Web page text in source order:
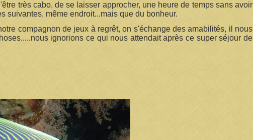
très cabo, de se laisser approcher, une heure de temps sans avoir
suivantes, même endroit...mais que du bonheur.
compagnon de jeux à regrêt, on s'échange des amabilités, il nous
ignorions ce qui nous attendait après ce super séjour de